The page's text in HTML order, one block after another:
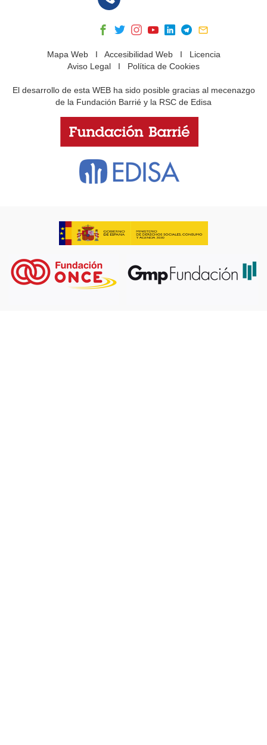
Mapa WebI Accesibilidad WebI Licencia
Aviso Legal I Política de Cookies
El desarrollo de esta WEB ha sido posible gracias al mecenazgo
de la Fundación Barrié y la RSC de Edisa